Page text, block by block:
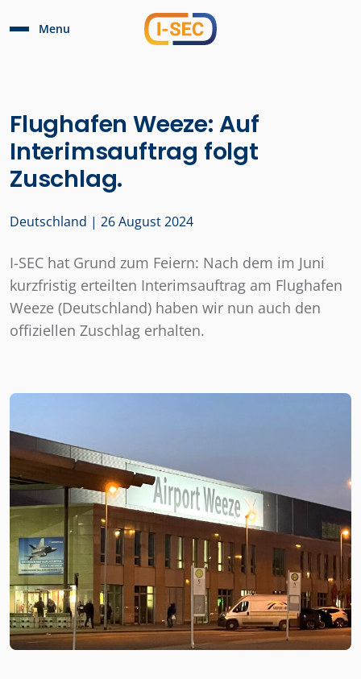
Menu
Flughafen Weeze: Auf
Interimsauftrag folgt
Zuschlag.
Deutschland | 26 August 2024
I-SEC hat Grund zum Feiern: Nach dem im Juni
kurzfristig erteilten Interimsauftrag am Flughafen
Weeze (Deutschland) haben wir nun auch den
offiziellen Zuschlag erhalten.